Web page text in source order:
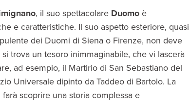
, il suo spettacolare Duomo è
e caratteristiche. Il suo aspetto esteriore, quasi
dei Duomi di Siena o Firenze, non deve
trova un tesoro inimmaginabile, che vi lascerà
ad esempio, il Martirio di San Sebastiano del
Universale dipinto da Taddeo di Bartolo. La
scoprire una storia complessa e